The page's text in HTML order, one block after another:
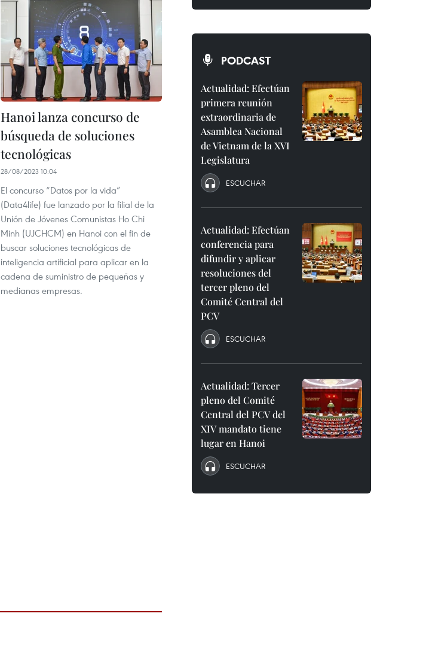
Hanoi lanza concurso de
búsqueda de soluciones
tecnológicas
28/08/2023 10:04
El concurso “Datos por la vida”
(Data4life) fue lanzado por la filial de la
Unión de Jóvenes Comunistas Ho Chi
Minh (UJCHCM) en Hanoi con el fin de
buscar soluciones tecnológicas de
inteligencia artificial para aplicar en la
cadena de suministro de pequeñas y
medianas empresas.
PODCAST
Actualidad: Efectúan
primera reunión
extraordinaria de
Asamblea Nacional
de Vietnam de la XVI
Legislatura
ESCUCHAR
Actualidad: Efectúan
conferencia para
difundir y aplicar
resoluciones del
tercer pleno del
Comité Central del
PCV
ESCUCHAR
Actualidad: Tercer
pleno del Comité
Central del PCV del
XIV mandato tiene
lugar en Hanoi
ESCUCHAR